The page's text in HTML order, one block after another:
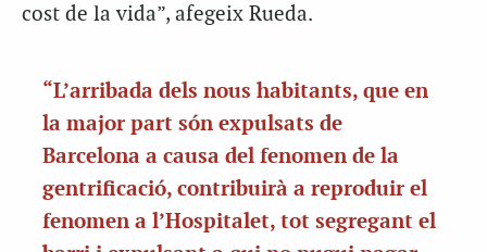
cost de la vida”, afegeix Rueda.
“L’arribada dels nous habitants, que en
la major part són expulsats de
Barcelona a causa del fenomen de la
gentrificació, contribuirà a reproduir el
fenomen a l’Hospitalet, tot segregant el